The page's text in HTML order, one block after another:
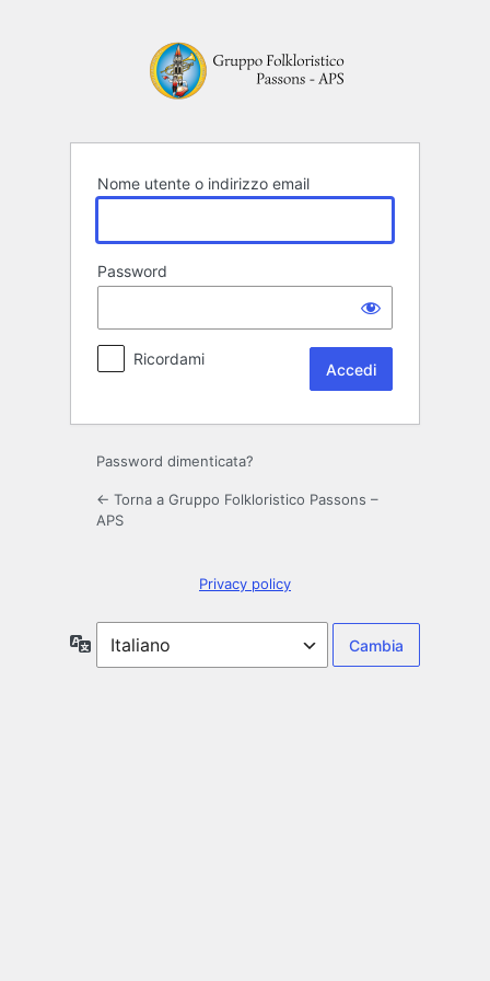
Nome utente o indirizzo email
Password
Ricordami
Password dimenticata?
← Torna a Gruppo Folkloristico Passons –
APS
Privacy policy
Lingua